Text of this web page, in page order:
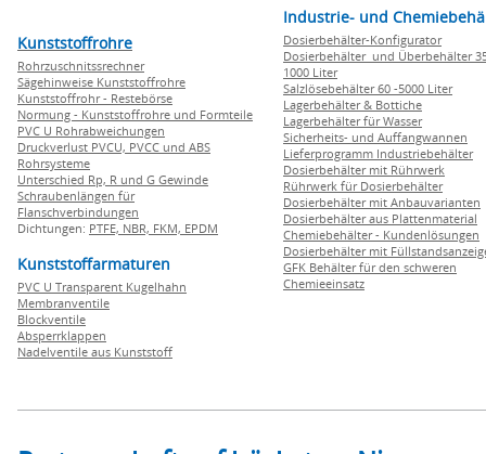
Kunststoffrohre
Rohrzuschnitssrechner
Sägehinweise Kunststoffrohre
Kunststoffrohr - Restebörse
Normung - Kunststoffrohre und Formteile
PVC U Rohrabweichungen
Druckverlust PVCU, PVCC und ABS
Rohrsysteme
Unterschied Rp, R und G Gewinde
Schraubenlängen für
Flanschverbindungen
Dichtungen: PTFE, NBR, FKM, EPDM
Kunststoffarmaturen
PVC U Transparent Kugelhahn
Membranventile
Blockventile
Absperrklappen
Nadelventile aus Kunststoff
Industrie- und
Dosierbehälter-Konfigurator
Dosierbehälter und Überbehälter
1000 Liter
Salzlösebehälter 60 -5000 Liter
Lagerbehälter & Bottiche
Lagerbehälter für Wasser
Sicherheits- und Auffangwannen
Lieferprogramm Industriebehälter
Dosierbehälter mit Rührwerk
Rührwerk für Dosierbehälter
Dosierbehälter mit Anbauvarianten
Dosierbehälter aus Plattenmaterial
Chemiebehälter - Kundenlösungen
Dosierbehälter mit
GFK Behälter für den schweren
Chemieeinsatz